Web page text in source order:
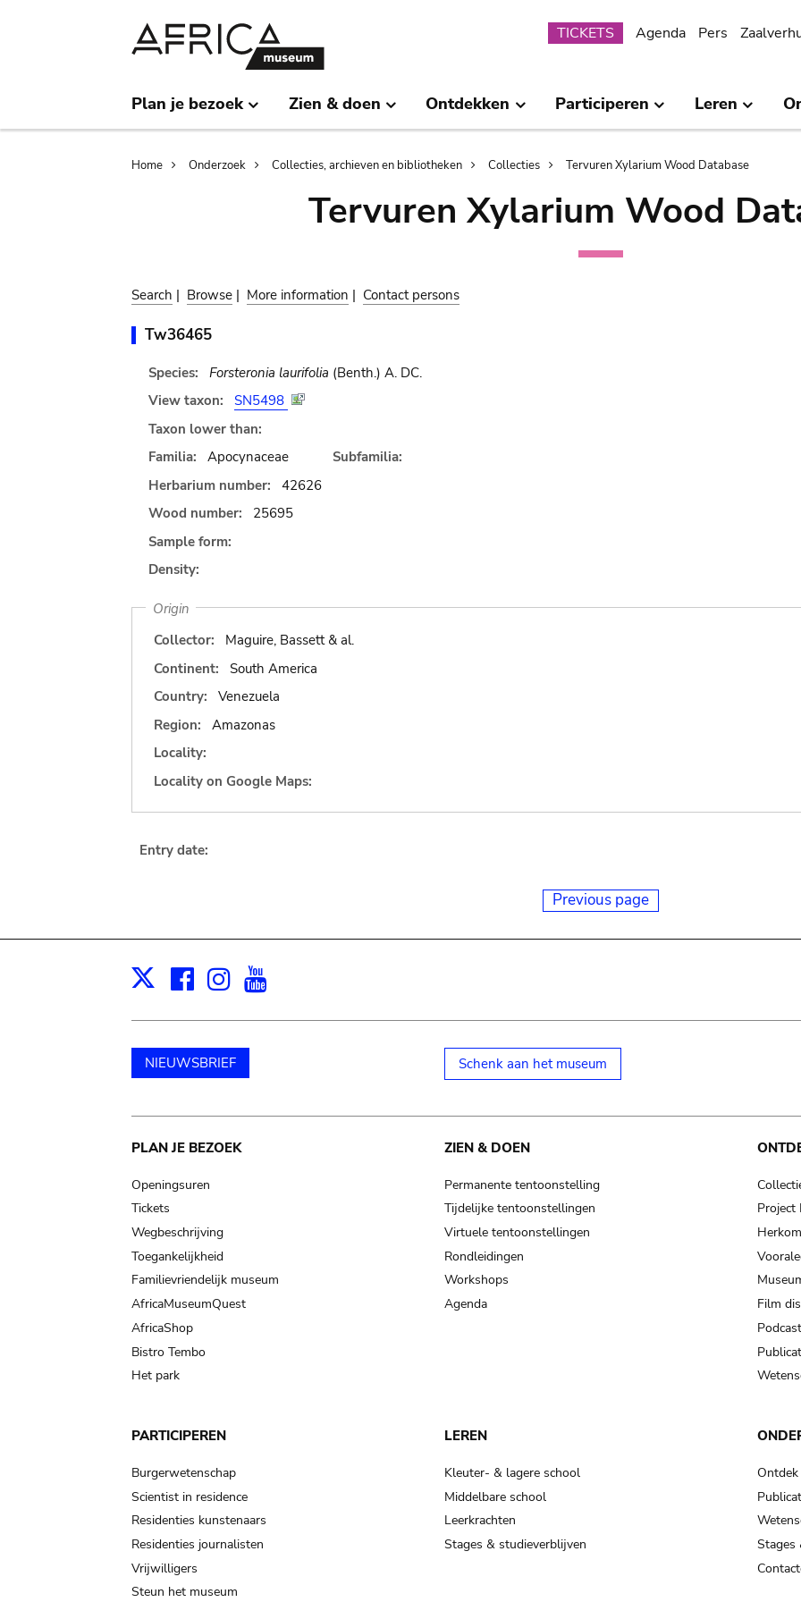
Submenu
TICKETS Agenda Pers
Plan je bezoek Zien & doen Ontdekken Participeren Leren
Breadcrumb
Home Onderzoek Collecties, archieven en bibliotheken Collecties Tervuren Xylarium Wood Database
Tervuren Xylarium Wood
Search | Browse | More information | Contact persons
Tw36465
Species: Forsteronia laurifolia (Benth.) A. DC.
View taxon:
SN5498
Taxon lower than:
Familia:
Apocynaceae
Subfamilia:
Herbarium number:
42626
Wood number:
25695
Sample form:
Density:
Origin
Collector:
Maguire, Bassett & al.
Continent:
South America
Country:
Venezuela
Region:
Amazonas
Locality:
Locality on Google Maps:
Entry date:
Previous page
X Facebook
Instagram
NIEUWSBRIEF Schenk aan het museum
Main
navigation
PLAN JE BEZOEK
Openingsuren
Tickets
Wegbeschrijving
Toegankelijkheid
Familievriendelijk museum
AfricaMuseumQuest
AfricaShop
Bistro Tembo
Het park
ZIEN & DOEN
Permanente tentoonstelling
Tijdelijke tentoonstellingen
Virtuele tentoonstellingen
Rondleidingen
Workshops
Agenda
Project
Film
PARTICIPEREN
Burgerwetenschap
Scientist in residence
Residenties kunstenaars
Residenties journalisten
Vrijwilligers
Steun het museum
LEREN
Kleuter- & lagere school
Middelbare school
Leerkrachten
Stages & studieverblijven
Stages